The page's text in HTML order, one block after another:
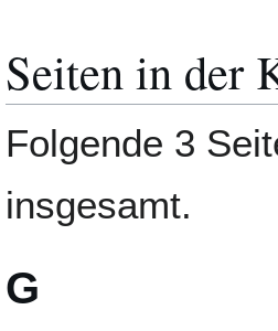
Seiten in der
Folgende 3
insgesamt.
G